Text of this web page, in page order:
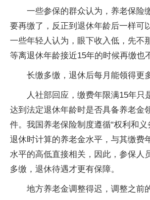
一些参保的群众认为，养老保险
要再缴了，反正到退休年龄后一样可
一些年轻人认为，眼下收入低，先不
等离退休年龄接近15年的时候再缴也
长缴多缴，退休后每月能领得更
人社部回应，缴费年限满15年只
达到法定退休年龄时是否具备养老金
件。我国养老保险制度遵循“权利和义
退休时计算的养老金水平，与其缴费
水平的高低直接相关，因此，参保人
多缴，退休待遇才更有保障。
地方养老金调整得迟，调整之前